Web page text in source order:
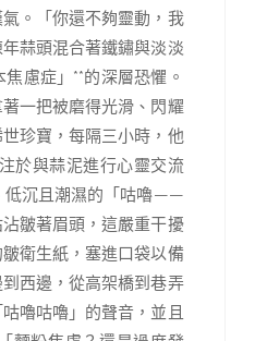
。「你還不夠靈動，我
蒜頭混合著鐵鏽與淡淡
慮症」**的深層恐懼。
一把被磨得光滑、閃耀
珍寶，每隔三小時，他
於與蒜泥進行心靈交流
低沉且潮濕的「咕嚕——
皺著眉頭，這嚴重干擾
衛生紙，塞進口袋以備
西邊，從高架橋到巷弄
嚕咕嚕」的聲音，並且